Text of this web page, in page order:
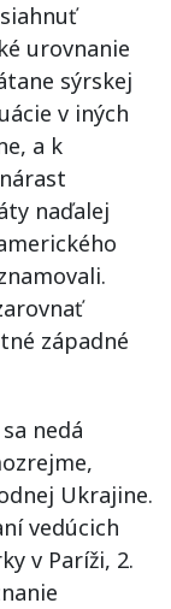
urovnanie
sýrskej
v iných
a k
naďalej
západné
nedá
Ukrajine.
vedúcich
v Paríži, 2.